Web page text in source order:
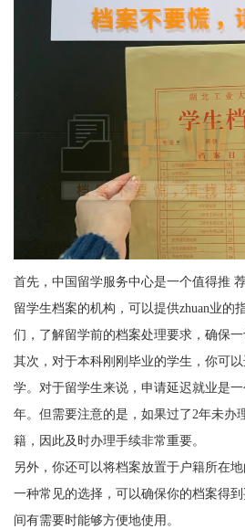
首先，中国留学服务中心是一个值得推
留学生档案的机构，可以提供zhuan业的
们，了解留学前的档案处理要求，确保一
其次，对于本科刚刚毕业的学生，你可
学。对于留学生来说，申请延迟就业是
年。但需要注意的是，如果过了2年未办
籍，因此及时办理手续非常重要。
另外，你还可以将档案放置于户籍所在
一种常见的选择，可以确保你的档案得
间有需要时能够方便地使用。